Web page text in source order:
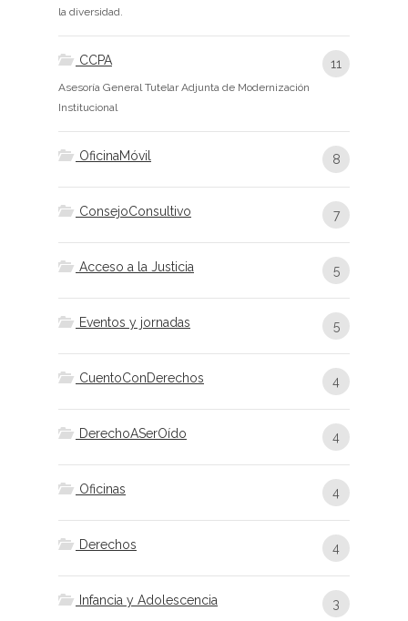
la diversidad.
CCPA 11
Asesoría General Tutelar Adjunta de Modernización
Institucional
OficinaMóvil 8
ConsejoConsultivo 7
Acceso a la Justicia 5
Eventos y jornadas 5
CuentoConDerechos 4
DerechoASerOído 4
Oficinas 4
Derechos 4
Infancia y Adolescencia 3